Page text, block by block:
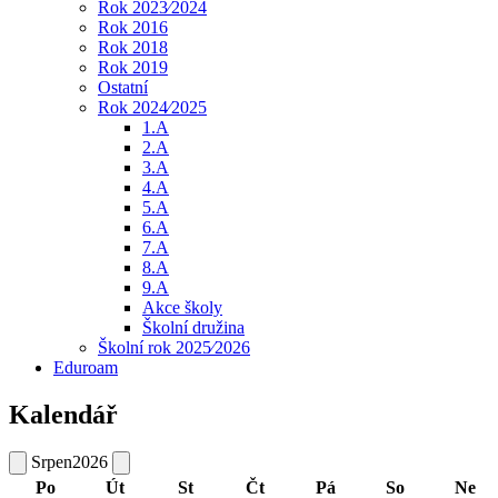
Rok 2023⁄2024
Rok 2016
Rok 2018
Rok 2019
Ostatní
Rok 2024⁄2025
1.A
2.A
3.A
4.A
5.A
6.A
7.A
8.A
9.A
Akce školy
Školní družina
Školní rok 2025⁄2026
Eduroam
Kalendář
Srpen2026
Po
Út St Čt Pá So
Ne